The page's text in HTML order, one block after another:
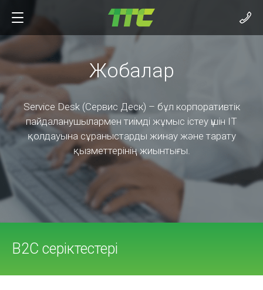
Жобалар
Service Desk (Сервис Деск) – бұл корпоративтік
пайдаланушылармен тиімді жұмыс істеу үшін ІТ
қолдауына сұраныстарды жинау және тарату
қызметтерінің жиынтығы.
B2C серіктестері